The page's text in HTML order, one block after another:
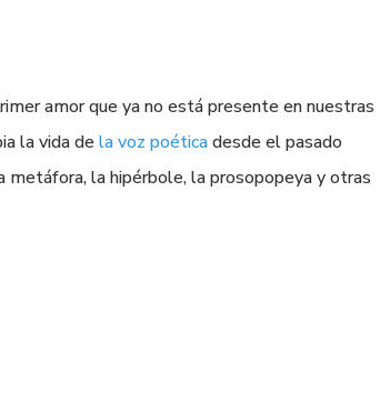
amor que ya no está presente en nuestras
la vida dela voz poéticadesde el pasado
la hipérbole, la prosopopeya y otras